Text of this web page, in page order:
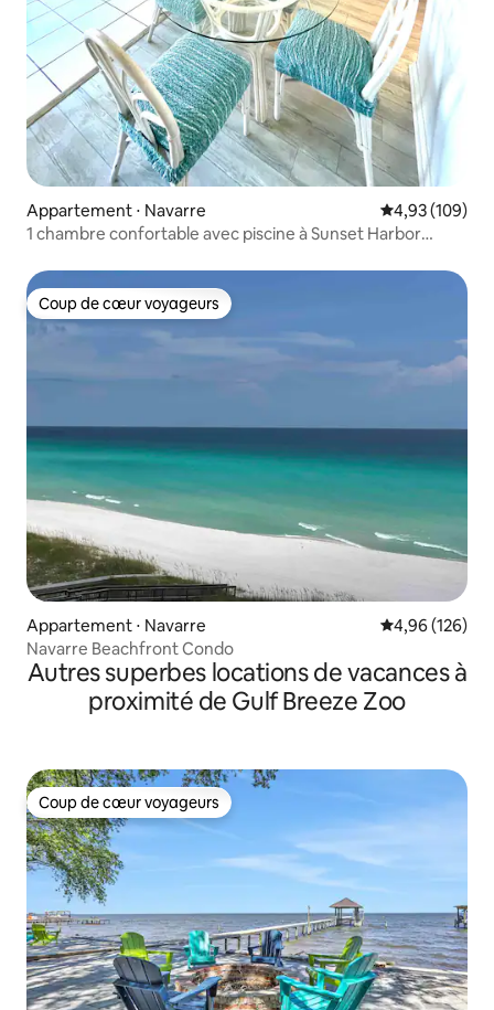
Appartement ⋅ Navarre Évaluation
4,93 (109)
1 chambre confortable avec piscine à Sunset Harbor
Coup de cœur voyageurs
Coup de cœur voyageurs
Appartement ⋅ Navarre Évaluation
4,96 (126)
Navarre Beachfront Condo
Autres superbes locations de vacances à
proximité de Gulf Breeze Zoo
Coup de cœur voyageurs
Coup de cœur voyageurs